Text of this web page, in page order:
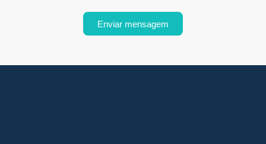
Enviar mensagem